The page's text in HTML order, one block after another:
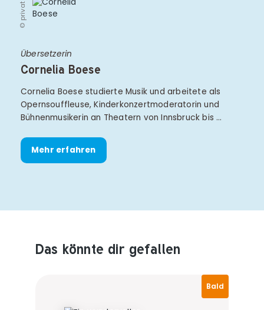
© privat
Übersetzerin
Cornelia Boese
Cornelia Boese studierte Musik und arbeitete als
Opernsouffleuse, Kinderkonzertmoderatorin und
Bühnenmusikerin an Theatern von Innsbruck bis …
Mehr erfahren
Produktempfehlungen überspringen
Das könnte dir gefallen
Bald